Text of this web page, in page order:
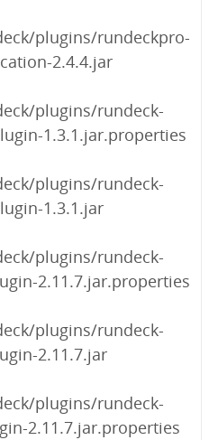
plugins/rundeckpro-
2.4.4.jar
plugins/rundeck-
1.3.1.jar.properties
plugins/rundeck-
1.3.1.jar
plugins/rundeck-
2.11.7.jar.properties
plugins/rundeck-
2.11.7.jar
plugins/rundeck-
2.11.7.jar.properties